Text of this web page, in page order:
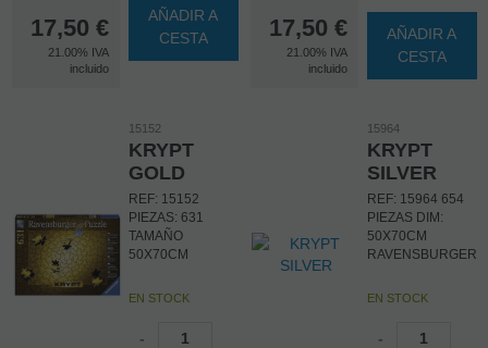
17,50 €
21.00% IVA
incluido
AÑADIR A
CESTA
17,50 €
21.00% IVA
incluido
AÑADIR A
CESTA
15152
KRYPT
GOLD
REF: 15152
PIEZAS: 631
TAMAÑO
50X70CM
EN STOCK
-
15964
KRYPT
SILVER
REF: 15964 654
PIEZAS DIM:
50X70CM
RAVENSBURGER
EN STOCK
-